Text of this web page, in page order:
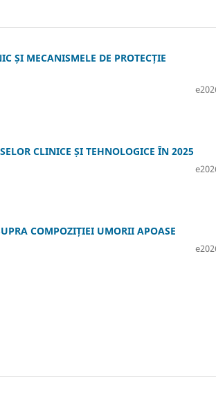
ȘI MECANISMELE DE PROTECȚIE
CLINICE ȘI TEHNOLOGICE ÎN 2025
COMPOZIȚIEI UMORII APOASE